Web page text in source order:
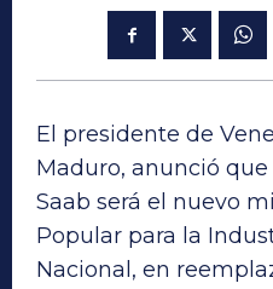
El presidente de
Maduro, anunció
Saab será el nuevo
Popular para la
Nacional, en